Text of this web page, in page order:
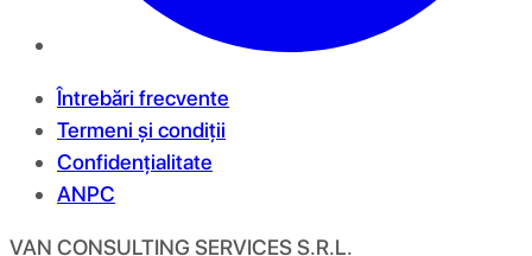
Întrebări frecvente
Termeni și condiții
Confidențialitate
ANPC
VAN CONSULTING SERVICES S.R.L.